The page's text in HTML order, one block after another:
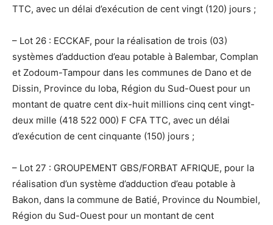
TTC, avec un délai d’exécution de cent vingt (120) jours ;
– Lot 26 : ECCKAF, pour la réalisation de trois (03)
systèmes d’adduction d’eau potable à Balembar, Complan
et Zodoum-Tampour dans les communes de Dano et de
Dissin, Province du Ioba, Région du Sud-Ouest pour un
montant de quatre cent dix-huit millions cinq cent vingt-
deux mille (418 522 000) F CFA TTC, avec un délai
d’exécution de cent cinquante (150) jours ;
– Lot 27 : GROUPEMENT GBS/FORBAT AFRIQUE, pour la
réalisation d’un système d’adduction d’eau potable à
Bakon, dans la commune de Batié, Province du Noumbiel,
Région du Sud-Ouest pour un montant de cent